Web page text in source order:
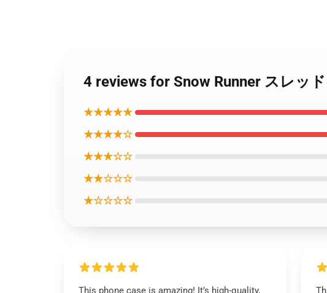
4 reviews for Snow Runner スレッ
★★★★★
★★★★☆
★★★☆☆
★★☆☆☆
★☆☆☆☆
This phone case is amazing! It’s high-quality,